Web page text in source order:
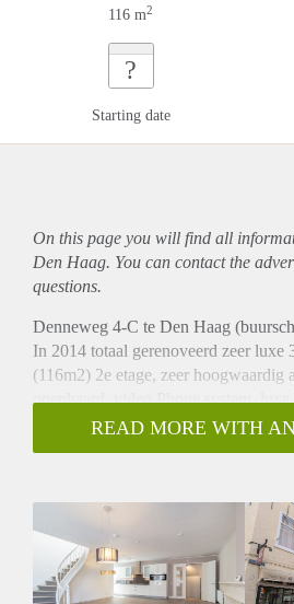
116 m2
?
Starting date
On this page you will find all
Den Haag. You can contact the
questions.
Denneweg 4-C te Den Haag
In 2014 totaal gerenoveerd zeer luxe
(116m2) 2e etage, zeer
openhaard, video Phone system,
alle denkbare inbouwapparatuur,
voorzien van bad, douche, wastafel
diverse boetiekjes, restaurants en
het appartement zich op loopafstand
Indeling:
Entree op straat niveau, hal,
READ MORE WITH